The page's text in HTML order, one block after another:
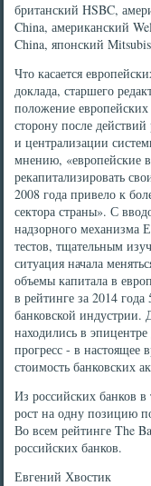
британский HSBC,
China, американский
China, японский
Что касается
доклада, старшего
положение
сторону после
и централизации
мнению, «европейские
рекапитализировать
2008 года привело к
сектора страны». С
надзорного механизма
тестов, тщательным
ситуация начала
объемы капитала в
в рейтинге за 2014
банковской индустрии.
находились в
прогресс - в настоящее
стоимость банковских
Из российских банков
рост на одну позицию
Во всем рейтинге The
российских банков.
Евгений Хвостик